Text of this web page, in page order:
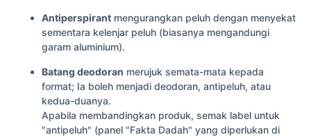
Antiperspirant mengurangkan peluh dengan menyekat
sementara kelenjar peluh (biasanya mengandungi
garam aluminium).
Batang deodoran merujuk semata-mata kepada
format; Ia boleh menjadi deodoran, antipeluh, atau
kedua-duanya.
Apabila membandingkan produk, semak label untuk
"antipeluh" (panel "Fakta Dadah" yang diperlukan di